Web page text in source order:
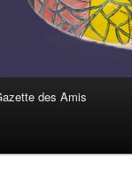
des Amis